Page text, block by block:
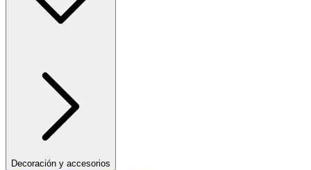
Decoración y accesorios